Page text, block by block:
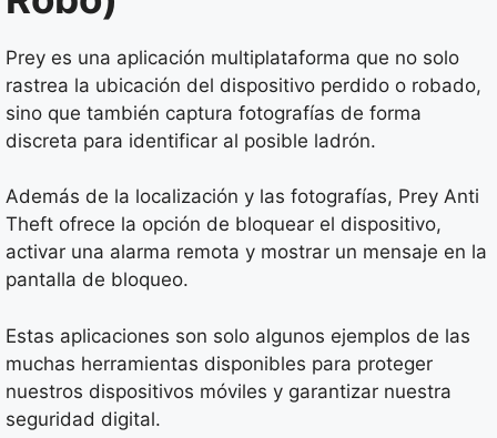
Prey es una aplicación multiplataforma que no solo
rastrea la ubicación del dispositivo perdido o robado,
sino que también captura fotografías de forma
discreta para identificar al posible ladrón.
Además de la localización y las fotografías, Prey Anti
Theft ofrece la opción de bloquear el dispositivo,
activar una alarma remota y mostrar un mensaje en la
pantalla de bloqueo.
Estas aplicaciones son solo algunos ejemplos de las
muchas herramientas disponibles para proteger
nuestros dispositivos móviles y garantizar nuestra
seguridad digital.